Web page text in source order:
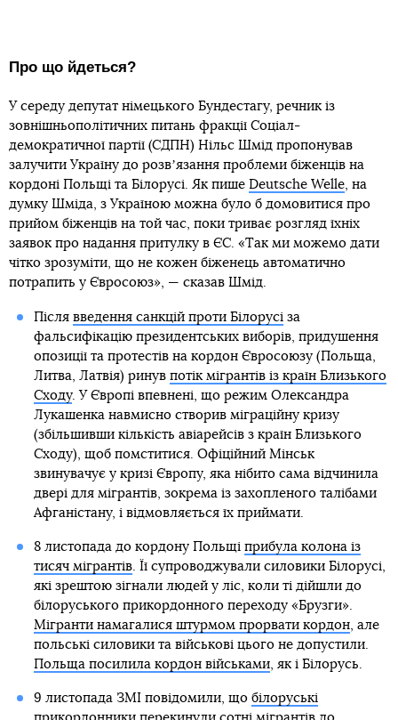
Про що йдеться?
У середу депутат німецького Бундестагу, речник із
зовнішньополітичних питань фракції Соціал-
демократичної партії (СДПН) Нільc Шмід пропонував
залучити Україну до розвʼязання проблеми біженців на
кордоні Польщі та Білорусі. Як пише Deutsche Welle , на
думку Шміда, з Україною можна було б домовитися про
прийом біженців на той час, поки триває розгляд їхніх
заявок про надання притулку в ЄС. «Так ми можемо дати
чітко зрозуміти, що не кожен біженець автоматично
потрапить у Євросоюз», — сказав Шмід.
Після введення санкцій проти Білорусі за
фальсифікацію президентських виборів, придушення
опозиції та протестів на кордон Євросоюзу (Польща,
Литва, Латвія) ринув потік мігрантів із країн Близького
Сходу. У Європі впевнені, що режим Олександра
Лукашенка навмисно створив міграційну кризу
(збільшивши кількість авіарейсів з країн Близького
Сходу), щоб помститися. Офіційний Мінськ
звинувачує у кризі Європу, яка нібито сама відчинила
двері для мігрантів, зокрема із захопленого талібами
Афганістану, і відмовляється їх приймати.
8 листопада до кордону Польщі прибула колона із
тисяч мігрантів. Її супроводжували силовики Білорусі,
які зрештою зігнали людей у ліс, коли ті дійшли до
білоруського прикордонного переходу «Брузги».
Мігранти намагалися штурмом прорвати кордон, але
польські силовики та військові цього не допустили.
Польща посилила кордон військами, як і Білорусь.
9 листопада ЗМІ повідомили, що білоруські
прикордонники перекинули сотні мігрантівдо